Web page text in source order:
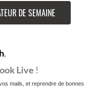
DE SEMAINE
,
Live !
mails, et reprendre de bonnes